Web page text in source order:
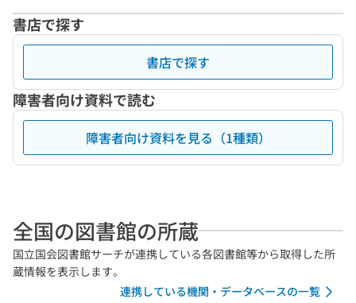
書店で探す
書店で探す
障害者向け資料で読む
障害者向け資料を見る（1種類）
全国の図書館の所蔵
国立国会図書館サーチが連携している各図書館等から取得した所
蔵情報を表示します。
連携している機関・データベースの一覧